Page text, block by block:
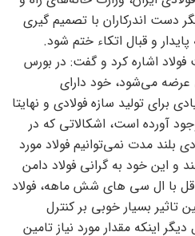
دست اندرکاران با تصمیم گیری
و قبال اتکاء ختم شود.
اشاره کرد و گفت: در بورس
عرضه می‌شود، خود دارای
برای تولید سازه فولادی و نهایتا
آورده است، اشکالاتی که در
بلند مدت نمی‌توانیم فولاد مورد
و این خود به گرانی فولاد دامن
با ال سی ‌های شش ماهه، فولاد
تاثیر بسیار خوبی بر کنترل
اینکه مقدار مورد نیاز تامین